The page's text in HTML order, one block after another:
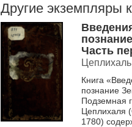
Другие экземпляры
Часть
Книга
познание
Подземная
Цеплихаля
1780)